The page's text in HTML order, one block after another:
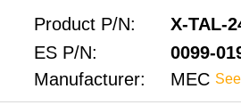
Product P/N:
X-TAL-
ES P/N:
0099-
Manufacturer:
MEC